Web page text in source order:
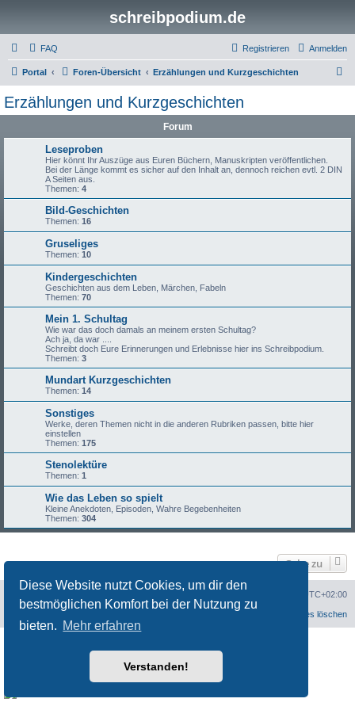
Diese Website nutzt Cookies, um dir den
bestmöglichen Komfort bei der Nutzung zu
bieten. Mehr erfahren
Verstanden!
schreibpodium.de
FAQ Anmelden
Registrieren
Portal Foren-Übersicht Erzählungen und Kurzgeschichten
Erzählungen und Kurzgeschichten
Forum
Leseproben
Hier könnt Ihr Auszüge aus Euren Büchern, Manuskripten veröffentlichen.
Bei der Länge kommt es sicher auf den Inhalt an, dennoch reichen evtl. 2 DIN
A Seiten aus.
Themen: 4
Bild-Geschichten
Themen: 16
Gruseliges
Themen: 10
Kindergeschichten
Geschichten aus dem Leben, Märchen, Fabeln
Themen: 70
Mein 1. Schultag
Wie war das doch damals an meinem ersten Schultag?
Ach ja, da war ....
Schreibt doch Eure Erinnerungen und Erlebnisse hier ins Schreibpodium.
Themen: 3
Mundart Kurzgeschichten
Themen: 14
Sonstiges
Werke, deren Themen nicht in die anderen Rubriken passen, bitte hier
einstellen
Themen: 175
Stenolektüre
Themen: 1
Wie das Leben so spielt
Kleine Anekdoten, Episoden, Wahre Begebenheiten
Themen: 304
Gehe zu
UTC+02:00
Alle Cookies löschen
Datenschutzerklärung
Datenschutz|Nutzungsbedingungen